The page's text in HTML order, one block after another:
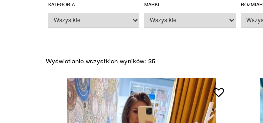
KATEGORIA MARKI ROZMIAR
Wyświetlanie wszystkich wyników: 35Posortowane
najnowszych